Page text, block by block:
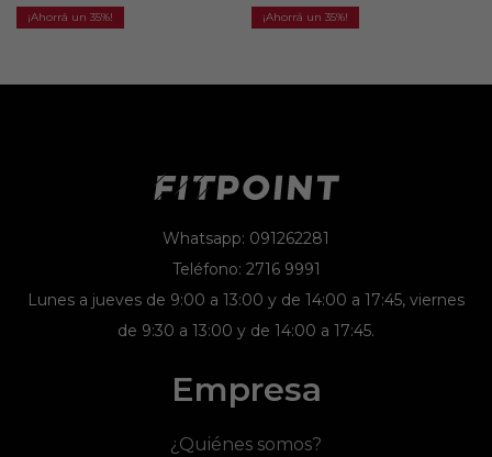
35 35
Whatsapp: 091262281
Teléfono: 2716 9991
Lunes a jueves de 9:00 a 13:00 y de 14:00 a 17:45, viernes
de 9:30 a 13:00 y de 14:00 a 17:45.
Empresa
¿Quiénes somos?